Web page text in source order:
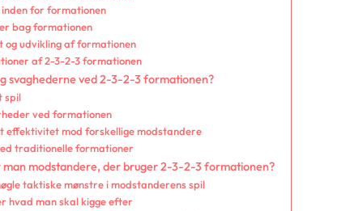
for formationen
bag formationen
og udvikling af formationen
af 2-3-2-3 formationen
svaghederne ved 2-3-2-3 formationen?
spil
ved formationen
effektivitet mod forskellige modstandere
traditionelle formationer
man modstandere, der bruger 2-3-2-3 formationen?
taktiske mønstre i modstanderens spil
hvad man skal kigge efter